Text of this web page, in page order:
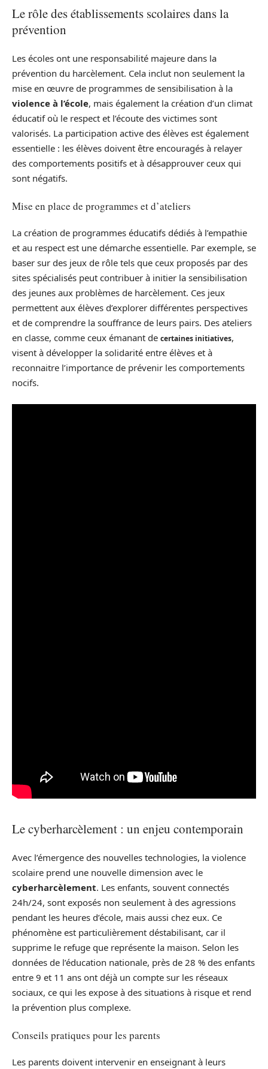
Le rôle des établissements scolaires dans la
prévention
Les écoles ont une responsabilité majeure dans la
prévention du harcèlement. Cela inclut non seulement la
mise en œuvre de programmes de sensibilisation à la
violence à l’école, mais également la création d’un climat
éducatif où le respect et l’écoute des victimes sont
valorisés. La participation active des élèves est également
essentielle : les élèves doivent être encouragés à relayer
des comportements positifs et à désapprouver ceux qui
sont négatifs.
Mise en place de programmes et d’ateliers
La création de programmes éducatifs dédiés à l’empathie
et au respect est une démarche essentielle. Par exemple, se
baser sur des jeux de rôle tels que ceux proposés par des
sites spécialisés peut contribuer à initier la sensibilisation
des jeunes aux problèmes de harcèlement. Ces jeux
permettent aux élèves d’explorer différentes perspectives
et de comprendre la souffrance de leurs pairs. Des ateliers
en classe, comme ceux émanant de certaines initiatives,
visent à développer la solidarité entre élèves et à
reconnaitre l’importance de prévenir les comportements
nocifs.
Le cyberharcèlement : un enjeu contemporain
Avec l’émergence des nouvelles technologies, la violence
scolaire prend une nouvelle dimension avec le
cyberharcèlement. Les enfants, souvent connectés
24h/24, sont exposés non seulement à des agressions
pendant les heures d’école, mais aussi chez eux. Ce
phénomène est particulièrement déstabilisant, car il
supprime le refuge que représente la maison. Selon les
données de l’éducation nationale, près de 28 % des enfants
entre 9 et 11 ans ont déjà un compte sur les réseaux
sociaux, ce qui les expose à des situations à risque et rend
la prévention plus complexe.
Conseils pratiques pour les parents
Les parents doivent intervenir en enseignant à leurs